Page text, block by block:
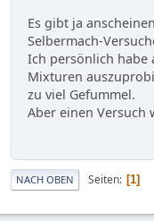
Es gibt ja
Selbermach-
Ich persönlich habe
Mixturen
zu viel Gefummel.
Aber einen Versuch
NACH OBEN Seiten 1